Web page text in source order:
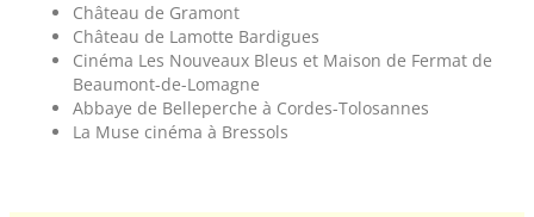
Château de Gramont
Château de Lamotte Bardigues
Cinéma Les Nouveaux Bleus et Maison de Fermat de
Beaumont-de-Lomagne
Abbaye de Belleperche à Cordes-Tolosannes
La Muse cinéma à Bressols